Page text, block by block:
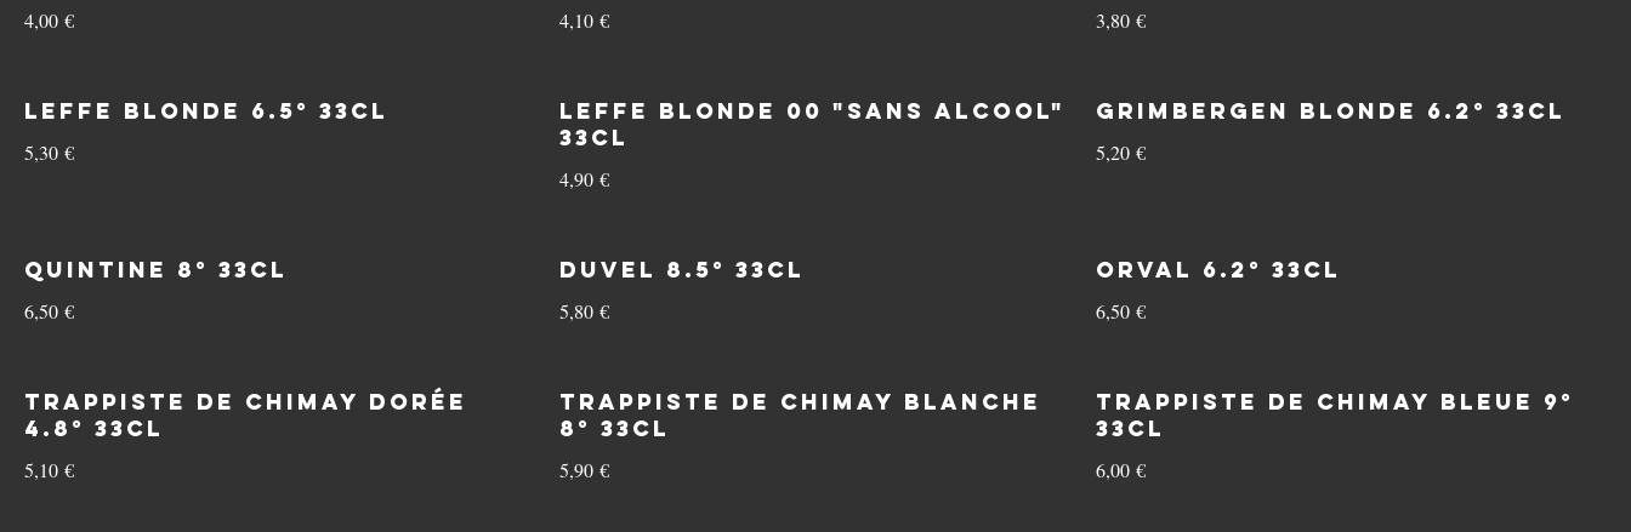
4,00 € 4,10 € 3,80 €
Leffe Blonde 6.5° 33cl
5,30 €
Leffe Blonde 00 "sans alcool"
33cl
4,90 €
Grimbergen Blonde 6.2° 33cl
5,20 €
Quintine 8° 33cl
6,50 €
Duvel 8.5° 33cl
5,80 €
Orval 6.2° 33cl
6,50 €
Trappiste de Chimay Dorée
4.8° 33cl
5,10 €
Trappiste de Chimay Blanche
8° 33cl
5,90 €
Trappiste de Chimay Bleue 9°
33cl
6,00 €